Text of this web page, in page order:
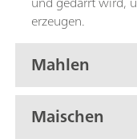
erzeugen.
Mahlen
Maischen